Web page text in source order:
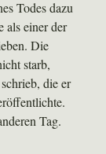
Todes dazu
als einer der
Die
starb,
die er
Tag.